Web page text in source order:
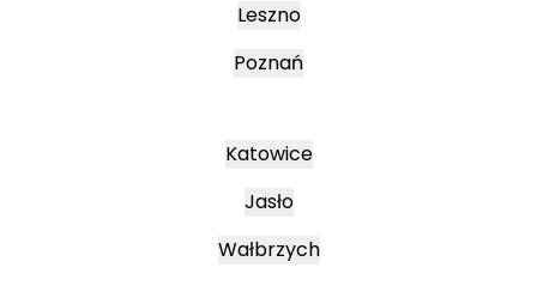
Leszno
Poznań
Katowice
Jasło
Wałbrzych